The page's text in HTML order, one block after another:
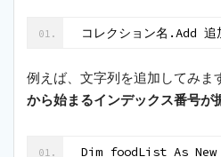
コレクション名.Add 追
例えば、文字列を追加してみま
から始まるインデックス番号が
Dim foodList As